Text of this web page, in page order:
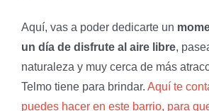
Aquí, vas a poder dedicarte un
un día de disfrute al aire libre,
naturaleza y muy cerca de más
Telmo tiene para brindar. Aquí te
puedes hacer en este barrio, para